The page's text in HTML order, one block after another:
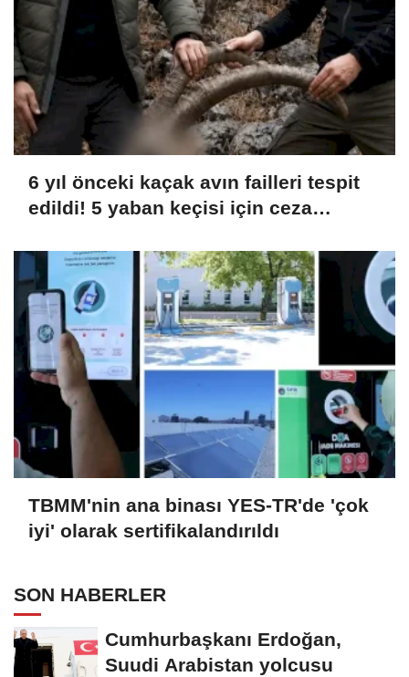
6 yıl önceki kaçak avın failleri tespit
edildi! 5 yaban keçisi için ceza
TBMM'nin ana binası YES-TR'de 'çok
iyi' olarak sertifikalandırıldı
SON HABERLER
Cumhurbaşkanı Erdoğan,
Suudi Arabistan yolcusu